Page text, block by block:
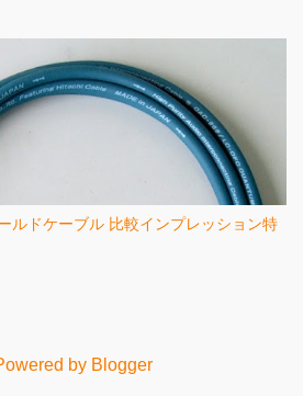
ルドケーブル 比較インプレッション特
by Blogger